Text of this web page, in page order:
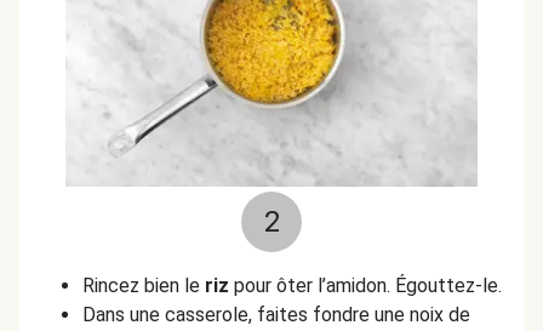
2
Rincez bien le riz pour ôter l’amidon. Égouttez-le.
Dans une casserole, faites fondre une noix de